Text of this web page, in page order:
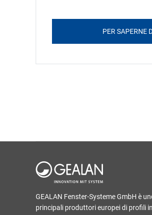
PER SAPERNE
GEALAN Fenster-Systeme GmbH è
principali produttori europei di profili